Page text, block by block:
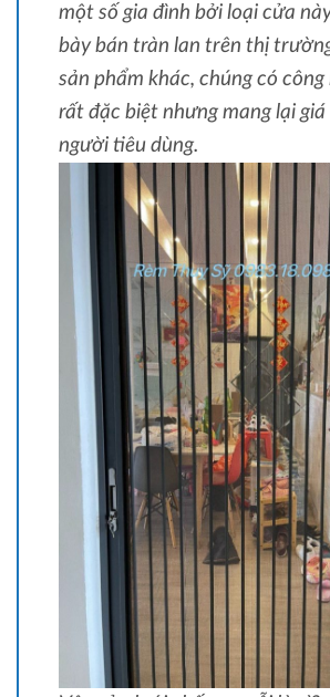
một số gia đình bởi loại cửa
bày bán tràn lan trên thị
sản phẩm khác, chúng có công
rất đặc biệt nhưng mang lại
người tiêu dùng.